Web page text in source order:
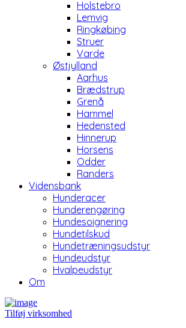
Holstebro
Lemvig
Ringkøbing
Struer
Varde
Østjylland
Aarhus
Brædstrup
Grenå
Hammel
Hedensted
Hinnerup
Horsens
Odder
Randers
Vidensbank
Hunderacer
Hunderengøring
Hundesoignering
Hundetilskud
Hundetræningsudstyr
Hundeudstyr
Hvalpeudstyr
Om
Tilføj virksomhed